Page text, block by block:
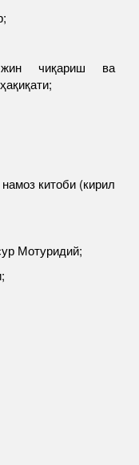
жин чиқариш ва
китоби (кирил
Мотуридий;